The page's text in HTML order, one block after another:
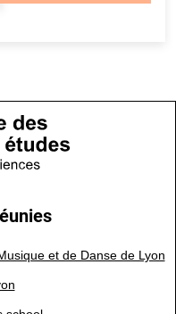
et de Danse de Lyon